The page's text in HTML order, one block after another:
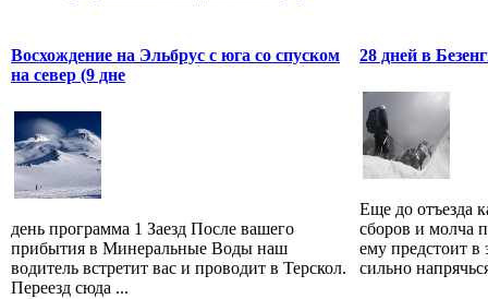
Восхождение на Эльбрус с юга со спуском
на север (9 дне
день программа 1 Заезд После вашего
прибытия в Минеральные Воды наш
водитель встретит вас и проводит в Терскол.
Переезд сюда ...
28 дней в
Еще до отъезда
сборов и молча
ему предстоит в
сильно